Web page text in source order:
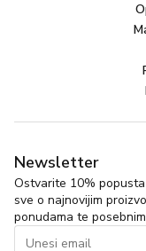
Newsletter
Ostvarite 10%
sve o najnovijim
ponudama te